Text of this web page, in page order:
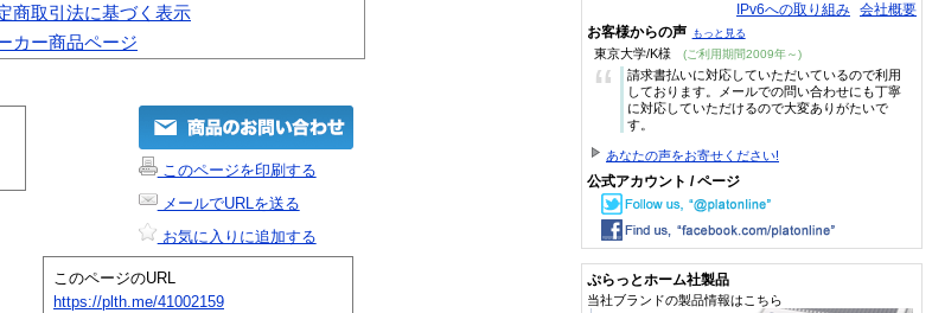
商取引法に基づく表示
カー商品ページ
このページを印刷する
メールでURLを送る
お気に入りに追加する
このページのURL
https://plth.me/41002159
IPv6への取り組み 会社概要
お客様からの声 もっと見る
東京大学/K様 (ご利用期間2009年～)
“
請求書払いに対応していただいているので利用
しております。メールでの問い合わせにも丁寧
に対応していただけるので大変ありがたいで
す。
あなたの声をお寄せください!
公式アカウント / ページ
ぷらっとホーム社製品
当社ブランドの製品情報はこちら